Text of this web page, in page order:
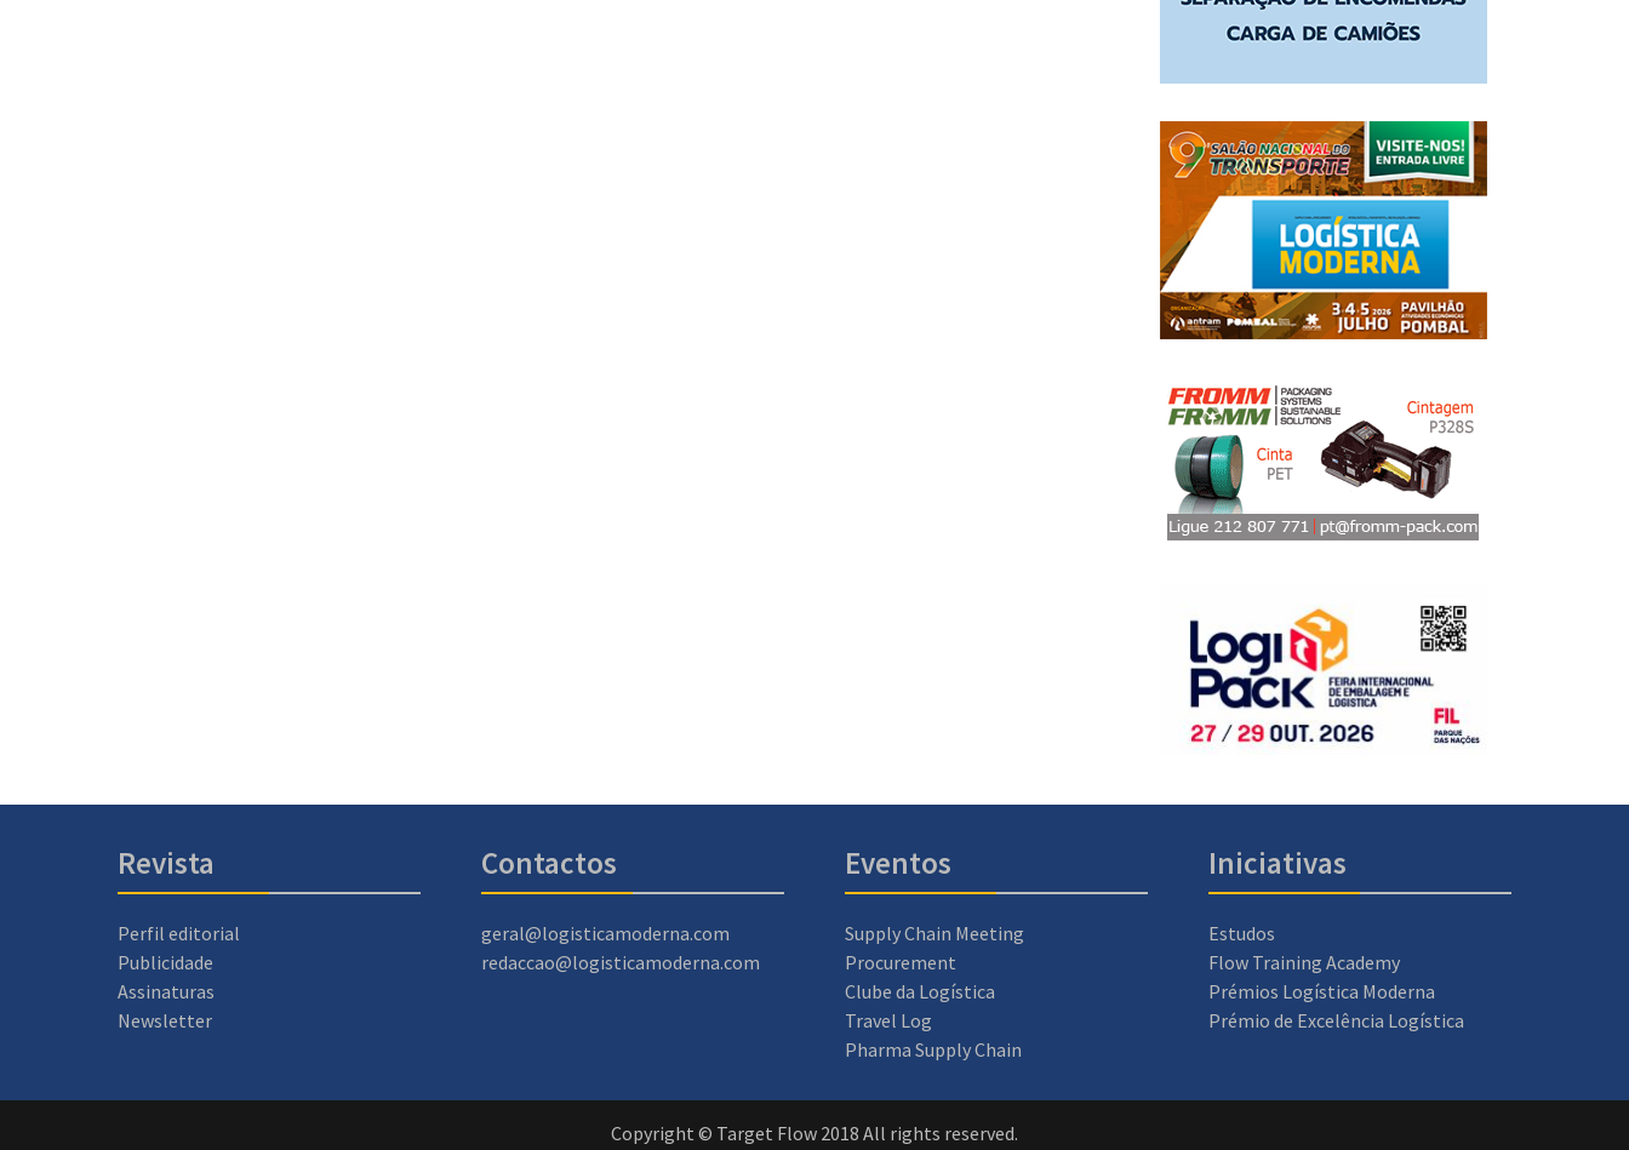
Revista
Perfil editorial
Publicidade
Assinaturas
Newsletter
Contactos
geral@logisticamoderna.com
redaccao@logisticamoderna.com
Eventos
Supply Chain Meeting
Procurement
Clube da Logística
Travel Log
Pharma Supply Chain
Iniciativas
Estudos
Flow Training Academy
Prémios Logística Moderna
Prémio de Excelência Logística
Copyright © Target Flow 2018 All rights reserved.